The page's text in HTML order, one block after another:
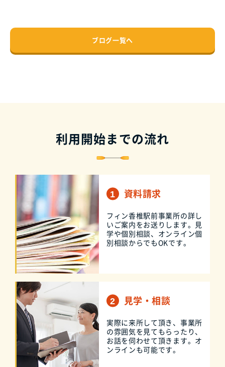
ブログ一覧へ
利用開始までの流れ
資料請求
フィン香椎駅前事業所の詳し
いご案内をお送りします。見
学や個別相談、オンライン個
別相談からでもOKです。
見学・相談
実際に来所して頂き、事業所
の雰囲気を見てもらったり、
お話を伺わせて頂きます。オ
ンラインも可能です。